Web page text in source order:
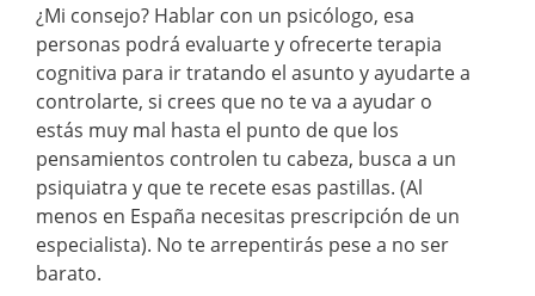
¿Mi consejo? Hablar con un psicólogo, esa
personas podrá evaluarte y ofrecerte terapia
cognitiva para ir tratando el asunto y ayudarte a
controlarte, si crees que no te va a ayudar o
estás muy mal hasta el punto de que los
pensamientos controlen tu cabeza, busca a un
psiquiatra y que te recete esas pastillas. (Al
menos en España necesitas prescripción de un
especialista). No te arrepentirás pese a no ser
barato.